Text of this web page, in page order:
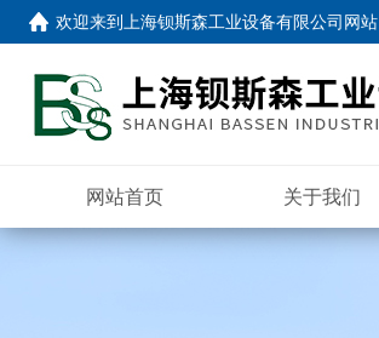
欢迎来到 上海钡斯森工业设备有限公司网站
网站首页 关于我们